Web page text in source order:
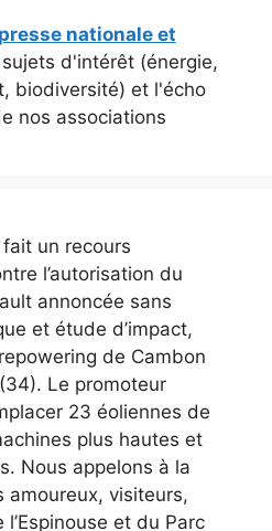
nationale et
d'intérêt (énergie,
biodiversité) et l'écho
nos associations
un recours
l’autorisation du
annoncée sans
et étude d’impact,
de Cambon
Le promoteur
23 éoliennes de
plus hautes et
Nous appelons à la
amoureux, visiteurs,
et du Parc